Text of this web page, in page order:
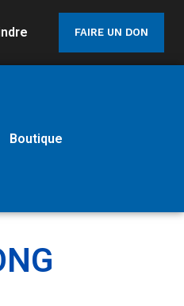
FAIRE UN DON
Boutique